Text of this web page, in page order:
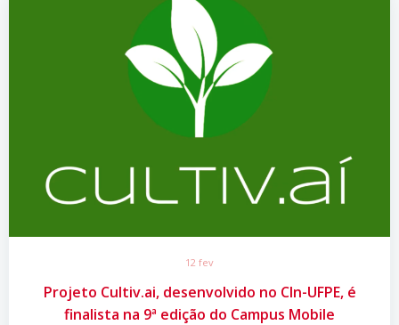
12 fev
Projeto Cultiv.ai, desenvolvido no CIn-UFPE, é
finalista na 9ª edição do Campus Mobile